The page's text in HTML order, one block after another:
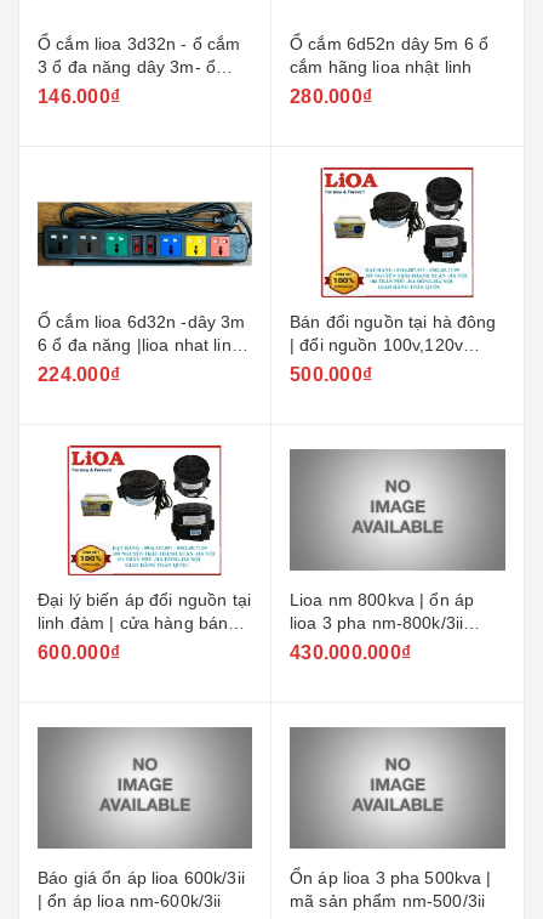
Ổ cắm lioa 3d32n - ổ cắm
3 ổ đa năng dây 3m- ổ
cắm 3 lỗ đa năng dài 3m
146.000₫
Ổ cắm 6d52n dây 5m 6 ổ
cắm hãng lioa nhật linh
280.000₫
Ổ cắm lioa 6d32n -dây 3m
6 ổ đa năng |lioa nhat linh
ha noi-2024
224.000₫
Bán đổi nguồn tại hà đông
| đổi nguồn 100v,120v
dùng cho nồi cơm tại hà
500.000₫
Đại lý biến áp đổi nguồn tại
linh đàm | cửa hàng bán
đổi nguồn tại hoàng mai
600.000₫
Lioa nm 800kva | ổn áp
lioa 3 pha nm-800k/3ii
380v
430.000.000₫
Báo giá ổn áp lioa 600k/3ii
| ổn áp lioa nm-600k/3ii
Ổn áp lioa 3 pha 500kva |
mã sản phẩm nm-500/3ii